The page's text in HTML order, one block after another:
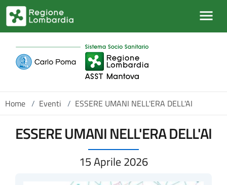
Salta al contenuto principale
Home / Eventi / ESSERE UMANI NELL'ERA DELL'AI
ESSERE UMANI NELL'ERA DELL'AI
15 Aprile 2026